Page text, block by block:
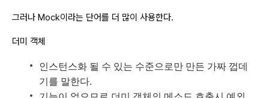
그러나 Mock이라는 단어를 더 많이 사용한다.
더미 객체
인스턴스화 될 수 있는 수준으로만 만든 가짜 껍데
기를 말한다.